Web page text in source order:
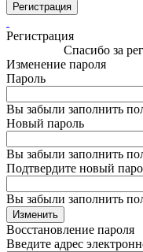
Регистрация
Регистрация
Спасибо за
Изменение пароля
Пароль
Вы забыли заполнить
Новый пароль
Вы забыли заполнить
Подтвердите новый
Вы забыли заполнить
Изменить
Восстановление пароля
Введите адрес